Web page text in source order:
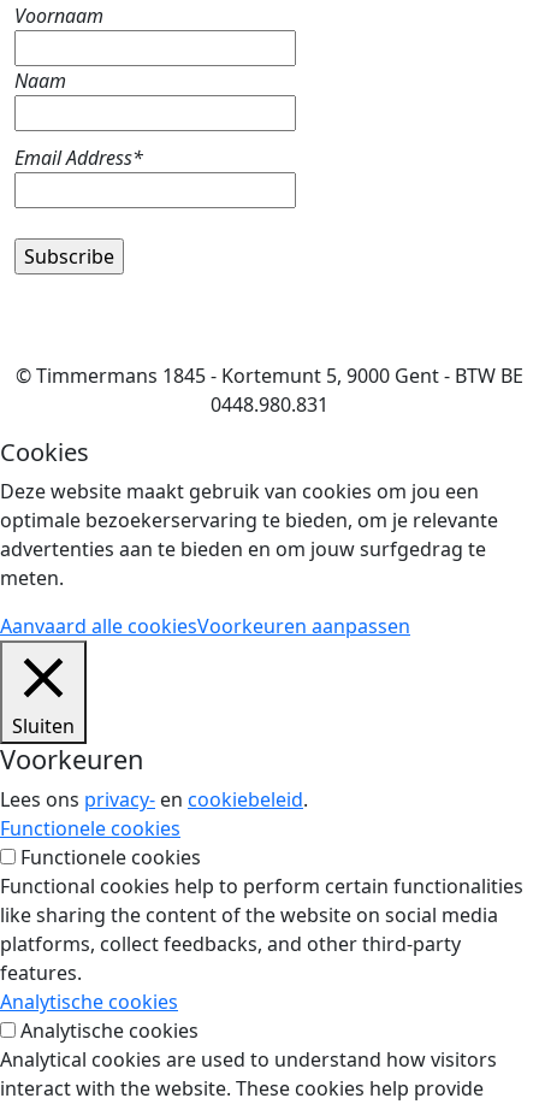
Voornaam
Naam
Email Address*
© Timmermans 1845 - Kortemunt 5, 9000 Gent - BTW BE
0448.980.831
Cookies
Deze website maakt gebruik van cookies om jou een
optimale bezoekerservaring te bieden, om je relevante
advertenties aan te bieden en om jouw surfgedrag te
meten.
Aanvaard alle cookiesVoorkeuren aanpassen
Sluiten
Voorkeuren
Lees ons privacy- en cookiebeleid.
Functionele cookies
Functionele cookies
Functional cookies help to perform certain functionalities
like sharing the content of the website on social media
platforms, collect feedbacks, and other third-party
features.
Analytische cookies
Analytische cookies
Analytical cookies are used to understand how visitors
interact with the website. These cookies help provide